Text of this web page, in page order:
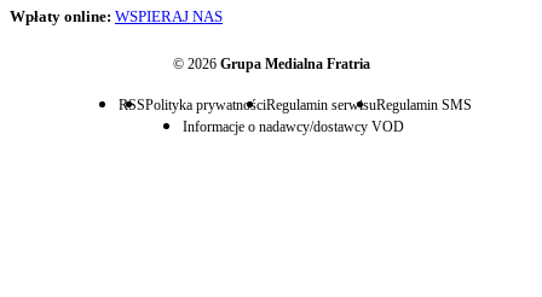
Wpłaty online: WSPIERAJ NAS
© 2026 Grupa Medialna Fratria
RSSPolityka prywatnościRegulamin serwisuRegulamin SMS
Informacje o nadawcy/dostawcy VOD